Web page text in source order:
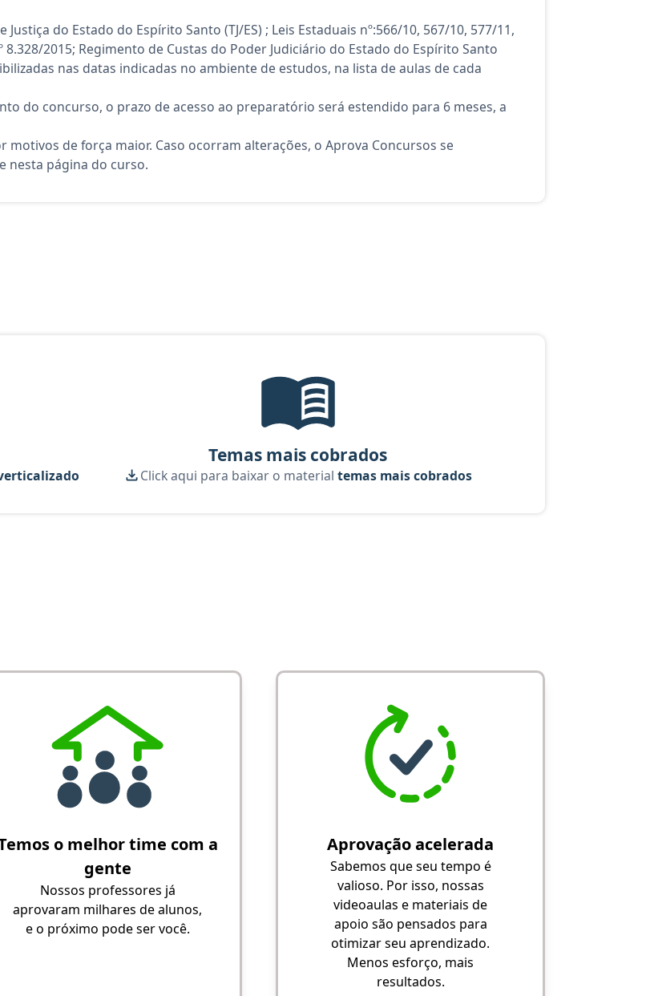
do Estado do Espírito Santo (TJ/ES) ; Leis Estaduais nº:566/10, 567/10, 577/11,
8.328/2015; Regimento de Custas do Poder Judiciário do Estado do Espírito Santo
nas datas indicadas no ambiente de estudos, na lista de aulas de cada
do concurso, o prazo de acesso ao preparatório será estendido para 6 meses, a
de força maior. Caso ocorram alterações, o Aprova Concursos se
nesta página do curso.
material gratuito do Aprova Concursos para o curso Analista: Judiciária - Direito
Temas mais cobrados
Click aqui para baixar o materialtemas mais cobrados
o melhor time com a
gente
Nossos professores já
aprovaram milhares de alunos,
e o próximo pode ser você.
Aprovação acelerada
Sabemos que seu tempo é
valioso. Por isso, nossas
videoaulas e materiais de
apoio são pensados para
otimizar seu aprendizado.
Menos esforço, mais
resultados.